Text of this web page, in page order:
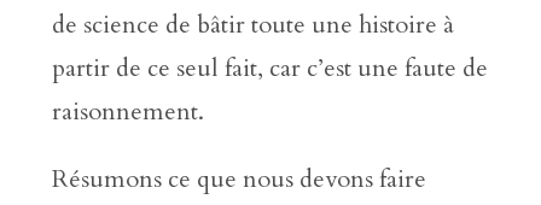
de science de bâtir toute une histoire à
partir de ce seul fait, car c’est une faute de
raisonnement.
Résumons ce que nous devons faire